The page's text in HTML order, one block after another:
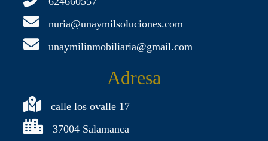
nuria@unaymilsoluciones.com
unaymilinmobiliaria@gmail.com
Adresa
calle los ovalle 17
37004 Salamanca